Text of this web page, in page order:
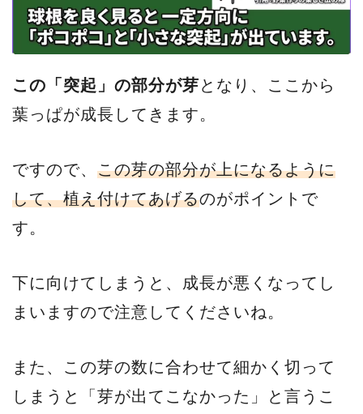
この「突起」の部分が芽となり、ここから
葉っぱが成長してきます。
ですので、 この芽の部分が上になるように
して、植え付けてあげるのがポイントで
す。
下に向けてしまうと、成長が悪くなってし
まいますので注意してくださいね。
また、この芽の数に合わせて細かく切って
しまうと「芽が出てこなかった」と言うこ